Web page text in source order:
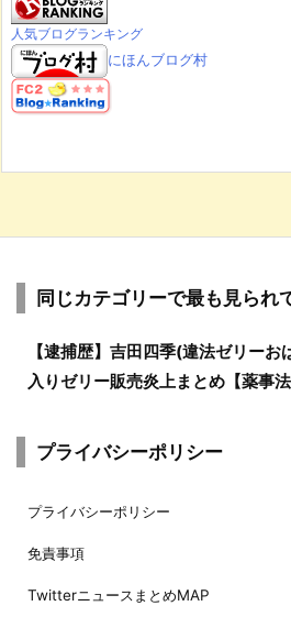
人気ブログランキング
にほんブログ村
同じカテゴリーで最も見られ
【逮捕歴】吉田四季(違法ゼリー
入りゼリー販売炎上まとめ【薬事法
プライバシーポリシー
プライバシーポリシー
免責事項
TwitterニュースまとめMAP